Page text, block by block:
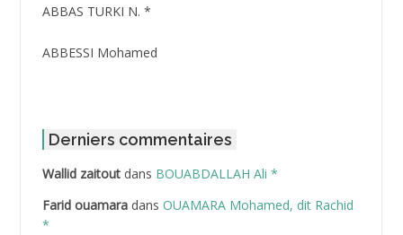
ABBAS TURKI N. *
ABBESSI Mohamed
ABDAT Amar
ABDEDDAIM Hamid
ABDELAZIZ Mohamed
Derniers commentaires
Wallid zaitoutdans BOUABDALLAH Ali *
Farid ouamaradans OUAMARA Mohamed, dit Rachid
*